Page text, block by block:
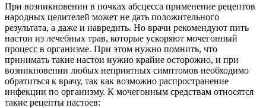
При возникновении в почках абсцесса применение рецептов
народных целителей может не дать положительного
результата, а даже и навредить. Но врачи рекомендуют пить
настои из лечебных трав, которые ускоряют мочегонный
процесс в организме. При этом нужно помнить, что
принимать такие настои нужно крайне осторожно, и при
возникновении любых неприятных симптомов необходимо
обратиться к врачу, так как возможно распространение
инфекции по организму. К мочегонным средствам относятся
такие рецепты настоев: